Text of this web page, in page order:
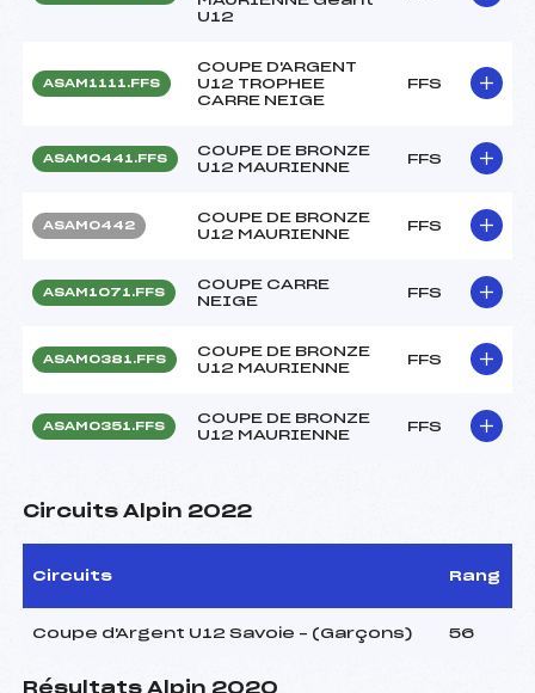
U12
ASAM1111.FFS
COUPE D'ARGENT
U12 TROPHEE
CARRE NEIGE
FFS
ASAM0441.FFS
COUPE DE BRONZE
U12 MAURIENNE
FFS
ASAM0442
COUPE DE BRONZE
U12 MAURIENNE
FFS
ASAM1071.FFS
COUPE CARRE
NEIGE
FFS
ASAM0381.FFS
COUPE DE BRONZE
U12 MAURIENNE
FFS
ASAM0351.FFS
COUPE DE BRONZE
U12 MAURIENNE
FFS
Circuits Alpin 2022
Circuits Rang
Coupe d'Argent U12 Savoie – (Garçons) 56
Résultats Alpin 2020